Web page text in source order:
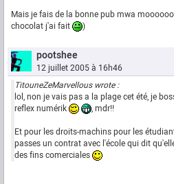
Mais je fais de la bonne pub mwa
chocolat j'ai fait
)
pootshee
12 juillet 2005 à 16h46
TitouneZeMarvellous wrote :
lol, non je vais pas a la plage cet été, je
reflex numérik
, mdr!!
Et pour les droits-machins pour les
passes un contrat avec l'école qui dit
des fins comerciales